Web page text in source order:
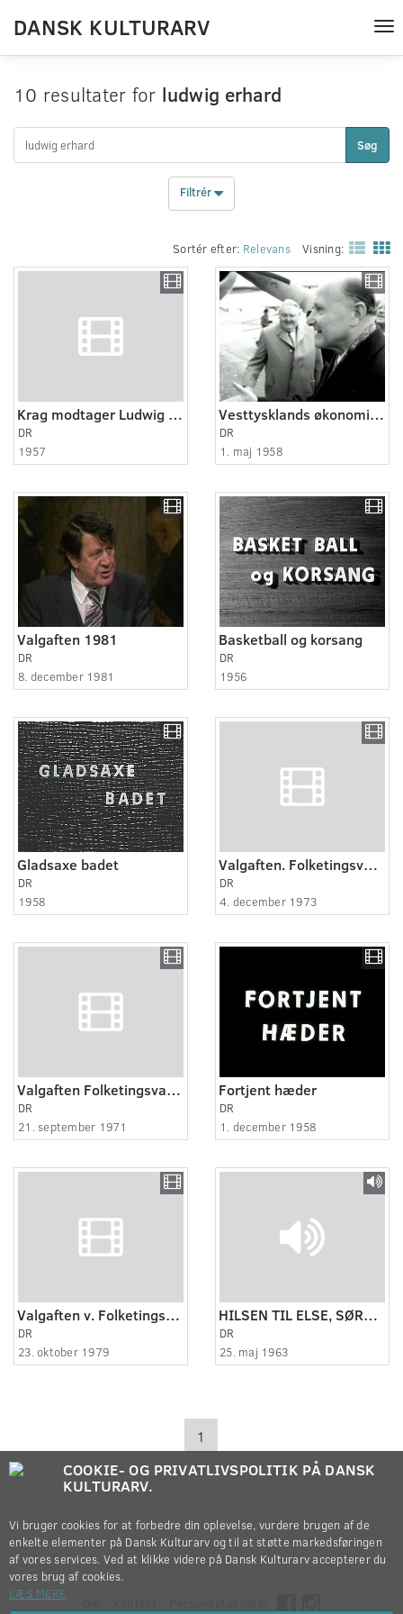
DANSK KULTURARV
10 resultater for ludwig erhard
Søg
Filtrér
Sortér efter: Relevans Visning:
Krag modtager Ludwig Erhard i 1958
DR
1957
Vesttysklands økonomiminister Erhard i København
DR
1. maj 1958
Valgaften 1981
DR
8. december 1981
Basketball og korsang
DR
1956
Gladsaxe badet
DR
1958
Valgaften. Folketingsvalg 1973
DR
4. december 1973
Valgaften Folketingsvalget 1971
DR
21. september 1971
Fortjent hæder
DR
1. december 1958
Valgaften v. Folketingsvalg, 1979.
DR
23. oktober 1979
HILSEN TIL ELSE, SØREN OG PETER.
DR
25. maj 1963
1
COOKIE- OG PRIVATLIVSPOLITIK PÅ DANSK
KULTURARV.
Vi bruger cookies for at forbedre din oplevelse, vurdere brugen af de
enkelte elementer på Dansk Kulturarv og til at støtte markedsføringen
af vores services. Ved at klikke videre på Dansk Kulturarv accepterer du
vores brug af cookies.
LÆS MERE